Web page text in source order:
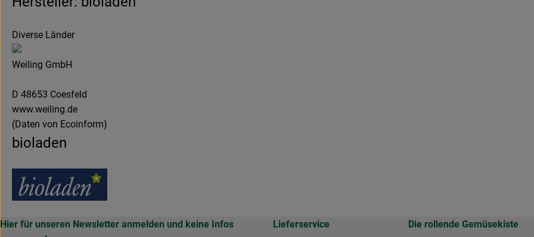
Diverse Länder
Weiling GmbH
D 48653 Coesfeld
www.weiling.de
(Daten von Ecoinform)
bioladen
Hier für unseren Newsletter anmelden und keine Infos
Lieferservice Die rollende Gemüsekiste